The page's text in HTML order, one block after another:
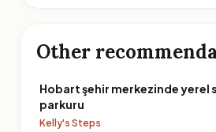
Other
Hobart şehir merkezinde yerel
parkuru
Kelly's Steps